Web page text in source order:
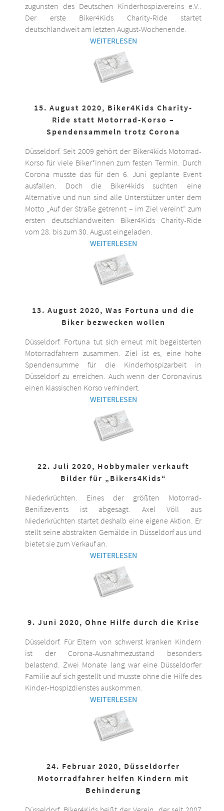
zugunsten des Deutschen Kinderhospizvereins e.V..
Der erste Biker4Kids Charity-Ride startet
deutschlandweit am letzten August-Wochenende.
WEITERLESEN
15. August 2020, Biker4Kids Charity-
Ride statt Motorrad-Korso –
Spendensammeln trotz Corona
Düsseldorf. Seit 2009 gehört der Biker4kids Motorrad-
Korso für viele Biker*innen zum festen Termin. Durch
Corona musste das für den 6. Juni geplante Event
ausfallen. Doch die Biker4kids suchten eine
Alternative und nun sind alle Unterstützer unter dem
Motto „Auf der Straße getrennt – im Ziel vereint“ zum
ersten deutschlandweiten Biker4Kids Charity-Ride
vom 28. bis zum 30. August eingeladen.
WEITERLESEN
13. August 2020, Was Fortuna und die
Biker bezwecken wollen
Düsseldorf. Fortuna tut sich erneut mit begeisterten
Motorradfahrern zusammen. Ziel ist es, eine hohe
Spendensumme für die Kinderhospizarbeit in
Düsseldorf zu erreichen. Auch wenn der Coronavirus
einen klassischen Korso verhindert.
WEITERLESEN
22. Juli 2020, Hobbymaler verkauft
Bilder für „Bikers4Kids“
Niederkrüchten. Eines der größten Motorrad-
Benifizevents ist abgesagt. Axel Völl aus
Niederkrüchten startet deshalb eine eigene Aktion. Er
stellt seine abstrakten Gemälde in Düsseldorf aus und
bietet sie zum Verkauf an.
WEITERLESEN
9. Juni 2020, Ohne Hilfe durch die Krise
Düsseldorf. Für Eltern von schwerst kranken Kindern
ist der Corona-Ausnahmezustand besonders
belastend. Zwei Monate lang war eine Düsseldorfer
Familie auf sich gestellt und musste ohne die Hilfe des
Kinder-Hospizdienstes auskommen.
WEITERLESEN
24. Februar 2020, Düsseldorfer
Motorradfahrer helfen Kindern mit
Behinderung